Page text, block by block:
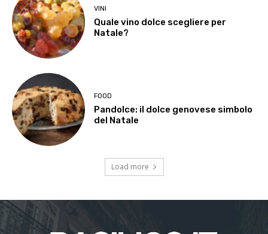
VINI
Quale vino dolce scegliere per
Natale?
FOOD
Pandolce: il dolce genovese simbolo
del Natale
Load more